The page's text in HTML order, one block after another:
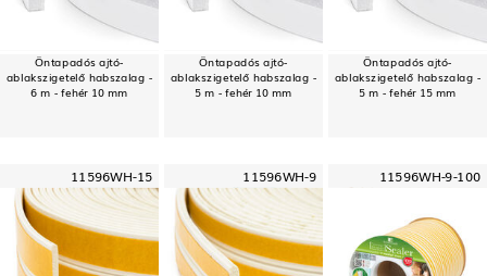
Öntapadós ajtó-
ablakszigetelő habszalag -
6 m - fehér 10 mm
Öntapadós ajtó-
ablakszigetelő habszalag -
5 m - fehér 10 mm
Öntapadós ajtó-
ablakszigetelő habszalag -
5 m - fehér 15 mm
11596WH-15 11596WH-9 11596WH-9-100